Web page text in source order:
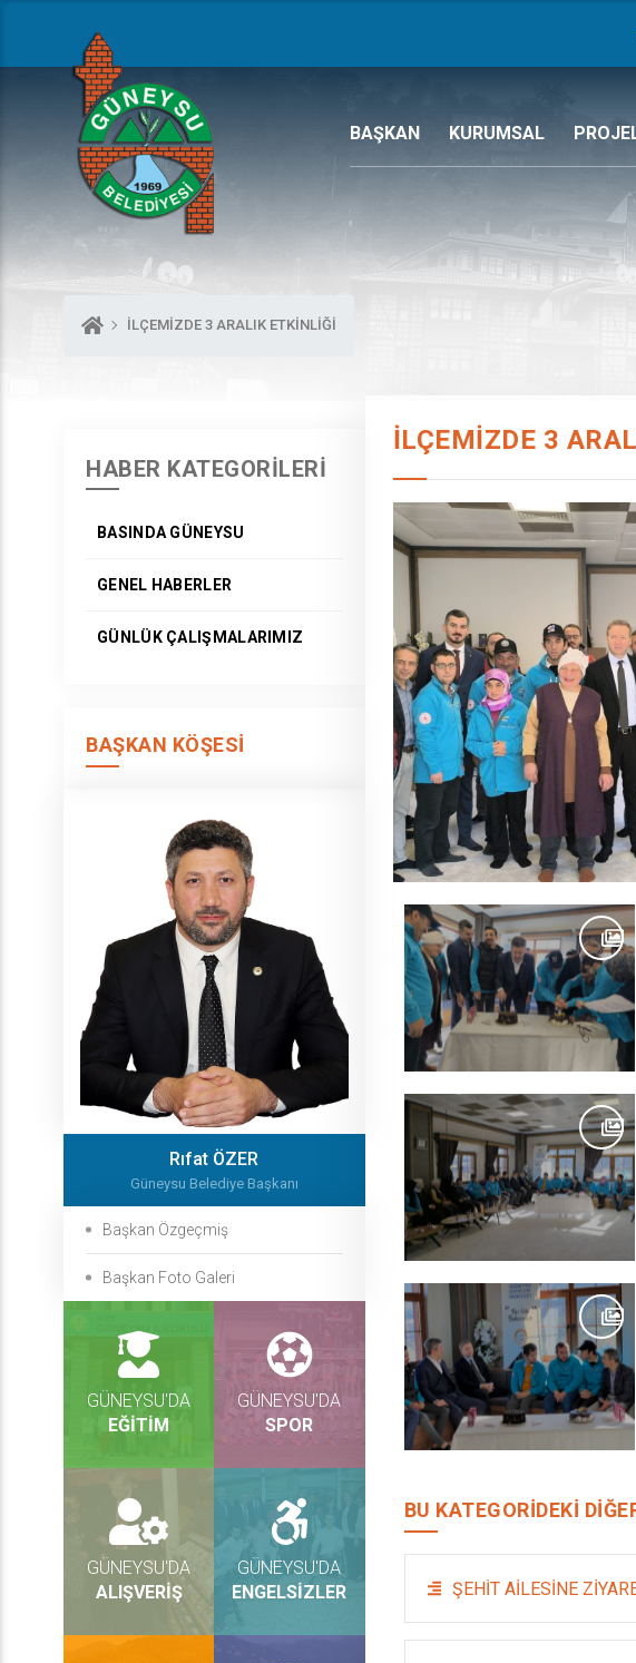
BAŞKAN KURUMSAL
İLÇEMİZDE 3 ARALIK ETKİNLİĞİ
HABER KATEGORİLERİ
BASINDA GÜNEYSU
GENEL HABERLER
GÜNLÜK ÇALIŞMALARIMIZ
BAŞKAN KÖŞESI
Rıfat ÖZER
Güneysu Belediye Başkanı
Başkan Özgeçmiş
Başkan Foto Galeri
GÜNEYSU'DA
EĞİTİM
GÜNEYSU'DA
SPOR
GÜNEYSU'DA
ALIŞVERİŞ
GÜNEYSU'DA
ENGELSİZLER
İLÇEMİZDE 3
BU KATEGORIDEKI
ŞEHİT AİLESİNE